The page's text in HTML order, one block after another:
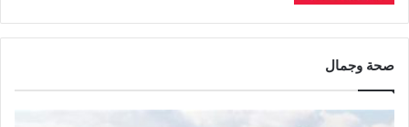
صحة وجمال